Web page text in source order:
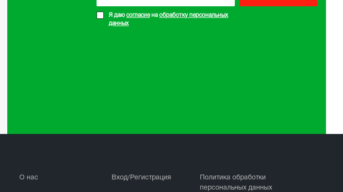
Я даюсогласиенаобработку персональных
данных
О нас Вход/Регистрация
Политика обработки
персональных данных